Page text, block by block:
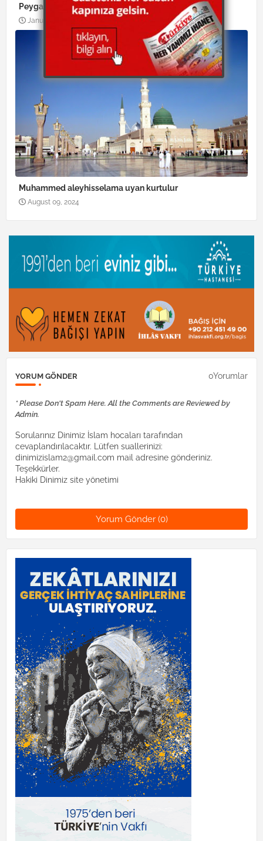
Peygamber efendimizi rüyada görmek
January 07, 2025
Muhammed aleyhisselama uyan kurtulur
August 09, 2024
YORUM GÖNDER 0Yorumlar
* Please Don't Spam Here. All the Comments are Reviewed by
Admin.
Sorularınız Dinimiz İslam hocaları tarafından
cevaplandırılacaktır. Lütfen suallerinizi:
dinimizislam2@gmail.com mail adresine gönderiniz.
Teşekkürler.
Hakiki Dinimiz site yönetimi
Yorum Gönder (0)